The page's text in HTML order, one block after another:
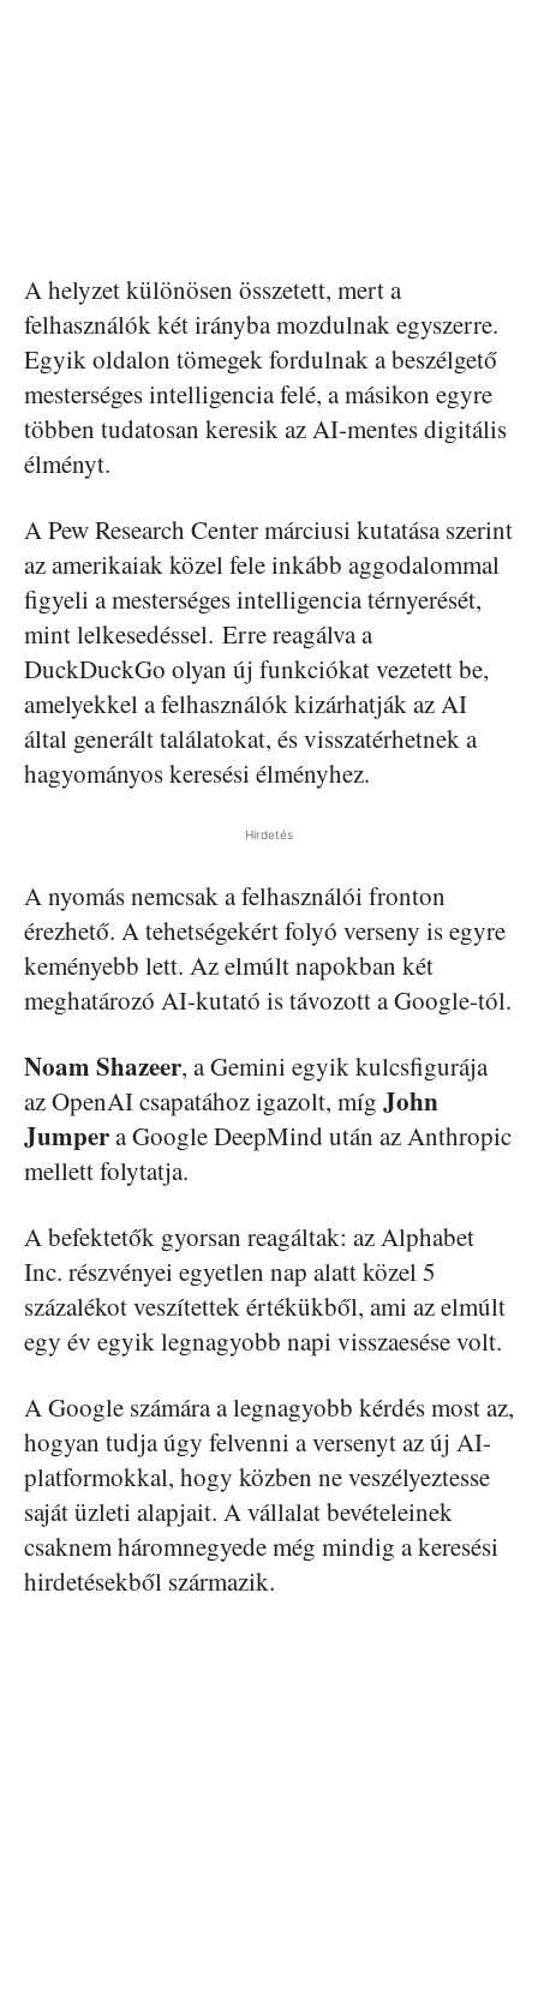
A helyzet különösen összetett, mert a
felhasználók két irányba mozdulnak egyszerre.
Egyik oldalon tömegek fordulnak a beszélgető
mesterséges intelligencia felé, a másikon egyre
többen tudatosan keresik az AI-mentes digitális
élményt.
A Pew Research Center márciusi kutatása szerint
az amerikaiak közel fele inkább aggodalommal
figyeli a mesterséges intelligencia térnyerését,
mint lelkesedéssel. Erre reagálva a
DuckDuckGo olyan új funkciókat vezetett be,
amelyekkel a felhasználók kizárhatják az AI
által generált találatokat, és visszatérhetnek a
hagyományos keresési élményhez.
Hirdetés
A nyomás nemcsak a felhasználói fronton
érezhető. A tehetségekért folyó verseny is egyre
keményebb lett. Az elmúlt napokban két
meghatározó AI-kutató is távozott a Google-tól.
Noam Shazeer, a Gemini egyik kulcsfigurája
az OpenAI csapatához igazolt, míg John
Jumpera Google DeepMind után az Anthropic
mellett folytatja.
A befektetők gyorsan reagáltak: az Alphabet
Inc. részvényei egyetlen nap alatt közel 5
százalékot veszítettek értékükből, ami az elmúlt
egy év egyik legnagyobb napi visszaesése volt.
A Google számára a legnagyobb kérdés most az,
hogyan tudja úgy felvenni a versenyt az új AI-
platformokkal, hogy közben ne veszélyeztesse
saját üzleti alapjait. A vállalat bevételeinek
csaknem háromnegyede még mindig a keresési
hirdetésekből származik.